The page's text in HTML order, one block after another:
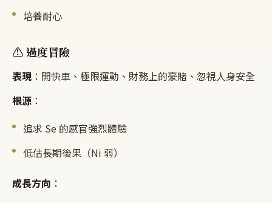
培養耐心
⚠️ 過度冒險
表現 ：開快車、極限運動、財務上的豪賭、忽視人身安全
根源 ：
追求 Se 的感官強烈體驗
低估長期後果（Ni 弱）
成長方向 ：